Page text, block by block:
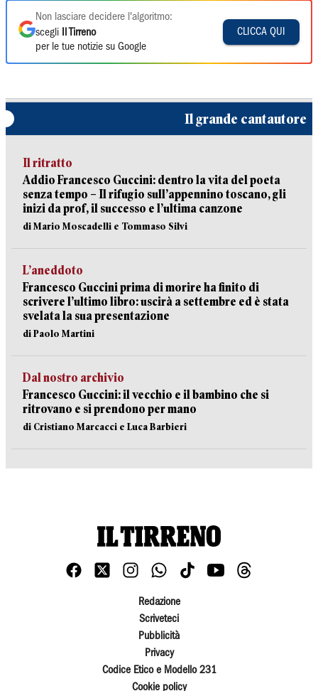
Non lasciare decidere l'algoritmo:
scegli
Il Tirreno
per le tue notizie su Google
CLICCA QUI
Il grande cantautore
Il ritratto
Addio Francesco Guccini: dentro la vita del poeta
senza tempo – Il rifugio sull’appennino toscano, gli
inizi da prof, il successo e l’ultima canzone
di Mario Moscadelli e Tommaso Silvi
L’aneddoto
Francesco Guccini prima di morire ha finito di
scrivere l’ultimo libro: uscirà a settembre ed è stata
svelata la sua presentazione
di Paolo Martini
Dal nostro archivio
Francesco Guccini: il vecchio e il bambino che si
ritrovano e si prendono per mano
di Cristiano Marcacci e Luca Barbieri
Redazione
Scriveteci
Pubblicità
Privacy
Codice Etico e Modello 231
Cookie policy